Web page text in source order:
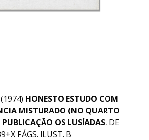
HONESTO ESTUDO COM
MISTURADO (NO QUARTO
OS LUSÍADAS. DE
PÁGS. ILUST. B